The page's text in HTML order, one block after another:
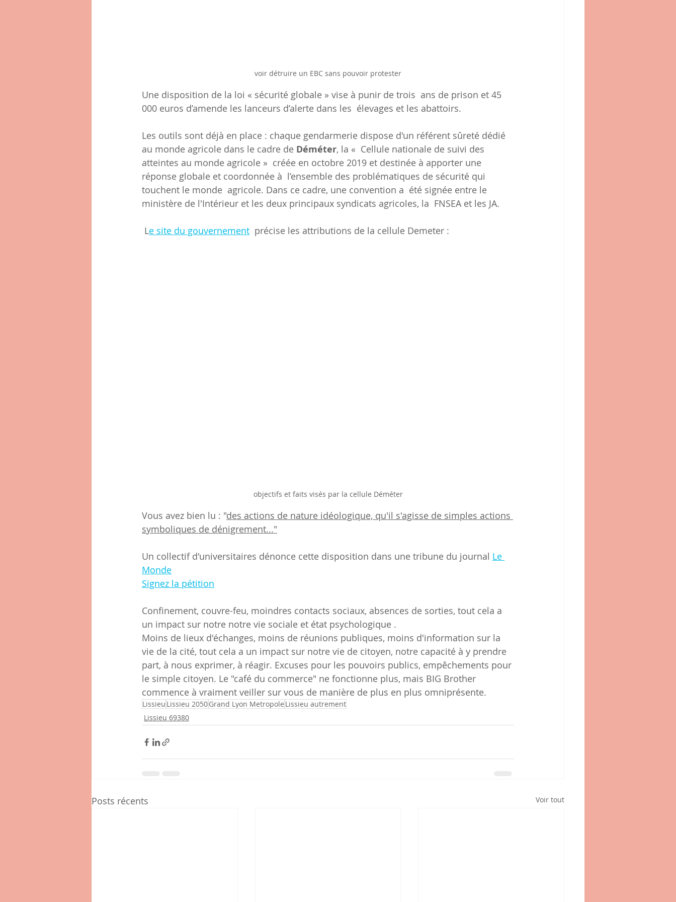
voir détruire un EBC sans pouvoir protester
Une disposition de la loi « sécurité globale » vise à punir de trois  ans de prison et 45
000 euros d’amende les lanceurs d’alerte dans les  élevages et les abattoirs.
Les outils sont déjà en place : chaque gendarmerie dispose d'un référent sûreté dédié
au monde agricole dans le cadre de Déméter, la «  Cellule nationale de suivi des
atteintes au monde agricole »  créée en octobre 2019 et destinée à apporter une
réponse globale et coordonnée à  l’ensemble des problématiques de sécurité qui
touchent le monde  agricole. Dans ce cadre, une convention a  été signée entre le
ministère de l'Intérieur et les deux principaux syndicats agricoles, la  FNSEA et les JA.
Le site du gouvernement
  précise les attributions de la cellule Demeter :
objectifs et faits visés par la cellule Déméter
Vous avez bien lu : "des actions de nature idéologique, qu'il s'agisse de simples actions
symboliques de dénigrement..."
Un collectif d'universitaires dénonce cette disposition dans une tribune du journal Le
Monde
Signez la pétition
Confinement, couvre-feu, moindres contacts sociaux, absences de sorties, tout cela a
un impact sur notre notre vie sociale et état psychologique .
Moins de lieux d'échanges, moins de réunions publiques, moins d'information sur la
vie de la cité, tout cela a un impact sur notre vie de citoyen, notre capacité à y prendre
part, à nous exprimer, à réagir. Excuses pour les pouvoirs publics, empêchements pour
le simple citoyen. Le "café du commerce" ne fonctionne plus, mais BIG Brother
commence à vraiment veiller sur vous de manière de plus en plus omniprésente.
Lissieu Lissieu 2050Grand Lyon Metropole Lissieu autrement
Lissieu 69380
Posts récents Voir tout